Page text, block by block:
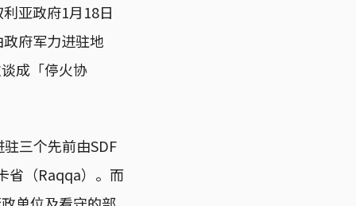
亚政府1月18日
府军力进驻地
成「停火协
三个先前由SDF
省（Raqqa）。而